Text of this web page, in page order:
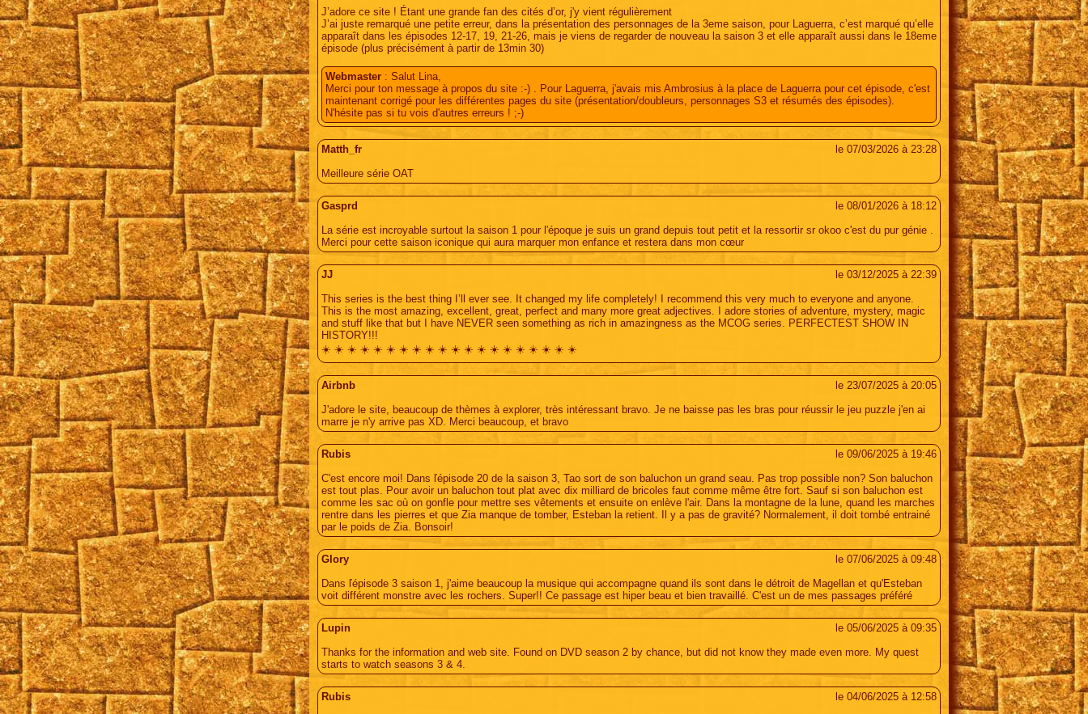
J’adore ce site ! Étant une grande fan des cités d’or, j'y vient régulièrement
J’ai juste remarqué une petite erreur, dans la présentation des personnages de la 3eme saison, pour Laguerra, c’est marqué qu’elle
apparaît dans les épisodes 12-17, 19, 21-26, mais je viens de regarder de nouveau la saison 3 et elle apparaît aussi dans le 18eme
épisode (plus précisément à partir de 13min 30)
Webmaster : Salut Lina,
Merci pour ton message à propos du site :-) . Pour Laguerra, j'avais mis Ambrosius à la place de Laguerra pour cet épisode, c'est
maintenant corrigé pour les différentes pages du site (présentation/doubleurs, personnages S3 et résumés des épisodes).
N'hésite pas si tu vois d'autres erreurs ! ;-)
le 07/03/2026 à 23:28
Matth_fr
Meilleure série OAT
le 08/01/2026 à 18:12
Gasprd
La série est incroyable surtout la saison 1 pour l'époque je suis un grand depuis tout petit et la ressortir sr okoo c'est du pur génie .
Merci pour cette saison iconique qui aura marquer mon enfance et restera dans mon cœur
le 03/12/2025 à 22:39
JJ
This series is the best thing I’ll ever see. It changed my life completely! I recommend this very much to everyone and anyone.
This is the most amazing, excellent, great, perfect and many more great adjectives. I adore stories of adventure, mystery, magic
and stuff like that but I have NEVER seen something as rich in amazingness as the MCOG series. PERFECTEST SHOW IN
HISTORY!!!
☀️ ☀️ ☀️ ☀️ ☀️ ☀️ ☀️ ☀️ ☀️ ☀️ ☀️ ☀️ ☀️ ☀️ ☀️ ☀️ ☀️ ☀️ ☀️ ☀️
le 23/07/2025 à 20:05
Airbnb
J'adore le site, beaucoup de thèmes à explorer, très intéressant bravo. Je ne baisse pas les bras pour réussir le jeu puzzle j'en ai
marre je n'y arrive pas XD. Merci beaucoup, et bravo
le 09/06/2025 à 19:46
Rubis
C'est encore moi! Dans ľépisode 20 de la saison 3, Tao sort de son baluchon un grand seau. Pas trop possible non? Son baluchon
est tout plas. Pour avoir un baluchon tout plat avec dix milliard de bricoles faut comme même être fort. Sauf si son baluchon est
comme les sac où on gonfle pour mettre ses vêtements et ensuite on enlève l'air. Dans la montagne de la lune, quand les marches
rentre dans les pierres et que Zia manque de tomber, Esteban la retient. Il y a pas de gravité? Normalement, il doit tombé entrainé
par le poids de Zia. Bonsoir!
le 07/06/2025 à 09:48
Glory
Dans ľépisode 3 saison 1, j'aime beaucoup la musique qui accompagne quand ils sont dans le détroit de Magellan et qu'Esteban
voit différent monstre avec les rochers. Super!! Ce passage est hiper beau et bien travaillé. C'est un de mes passages préféré
le 05/06/2025 à 09:35
Lupin
Thanks for the information and web site. Found on DVD season 2 by chance, but did not know they made even more. My quest
starts to watch seasons 3 & 4.
le 04/06/2025 à 12:58
Rubis